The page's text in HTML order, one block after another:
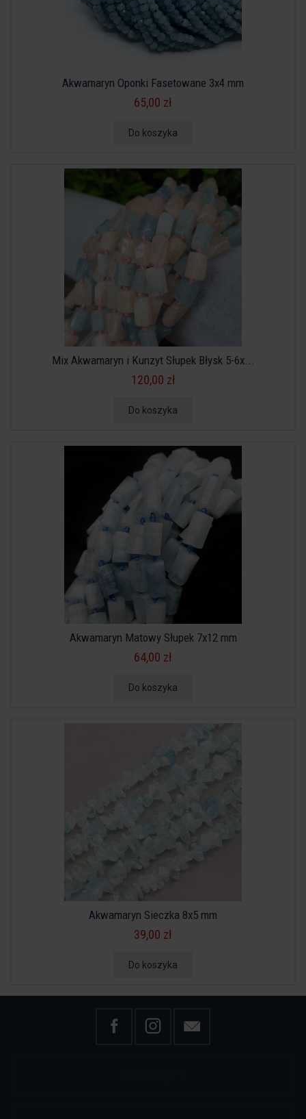
Akwamaryn Oponki Fasetowane 3x4 mm
65,00 zł
Do koszyka
Mix Akwamaryn i Kunzyt Słupek Błysk 5-6x...
120,00 zł
Do koszyka
Akwamaryn Matowy Słupek 7x12 mm
64,00 zł
Do koszyka
Akwamaryn Sieczka 8x5 mm
39,00 zł
Do koszyka